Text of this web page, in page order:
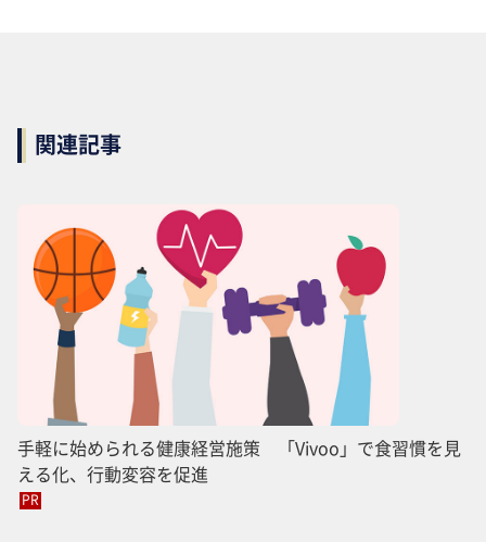
関連記事
手軽に始められる健康経営施策 「Vivoo」で食習慣を見
える化、行動変容を促進
PR